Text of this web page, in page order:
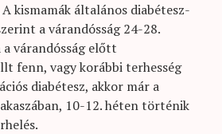
kismamák általános diabétesz-
a várandósság 24-28.
várandósság előtt
fenn, vagy korábbi terhesség
diabétesz, akkor már a
10-12. héten történik